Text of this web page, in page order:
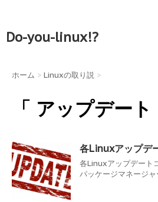
Do-you-linux!?
ホーム > Linuxの取り説 >
「 アップデー
各Linuxアップデ
各Linuxアップデート
パッケージマネージャ